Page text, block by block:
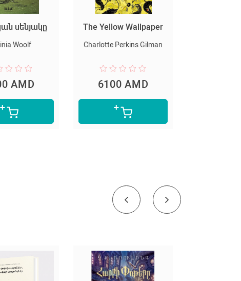
The Yellow Wallpaper
Charlotte Perkins Gilman
Уроки французского
Valentin Rasputin